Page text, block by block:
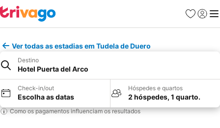
Favoritos
Iniciar
Ver todas as estadias em Tudela de Duero
Destino
Hotel Puerta del Arco
Check-in/out
Escolha as datas
Hóspedes e quartos
2 hóspedes, 1 quarto.
Como os pagamentos influenciam os resultados